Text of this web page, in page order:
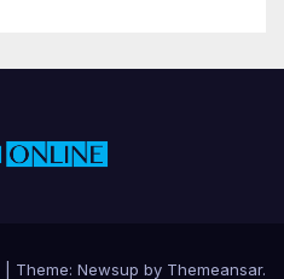
Theme: Newsup by Themeansar.